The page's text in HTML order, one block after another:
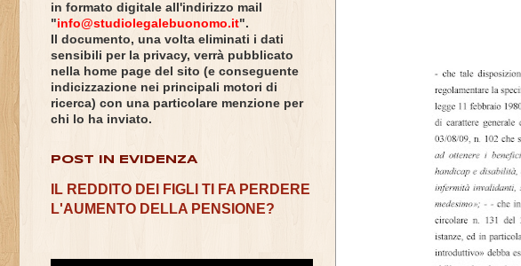
in formato digitale all'indirizzo mail
"info@studiolegalebuonomo.it".
Il documento, una volta eliminati i dati
sensibili per la privacy, verrà pubblicato
nella home page del sito (e conseguente
indicizzazione nei principali motori di
ricerca) con una particolare menzione per
chi lo ha inviato.
POST IN EVIDENZA
IL REDDITO DEI FIGLI TI FA PERDERE
L'AUMENTO DELLA PENSIONE?